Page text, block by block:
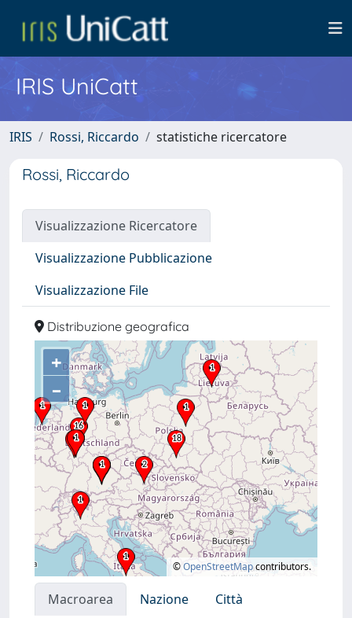
IRIS UniCatt
IRIS Rossi, Riccardo statistiche ricercatore
Rossi, Riccardo
Visualizzazione Ricercatore
Visualizzazione Pubblicazione
Visualizzazione File
Distribuzione geografica
+
–
©OpenStreetMapcontributors.
Macroarea Nazione
Città